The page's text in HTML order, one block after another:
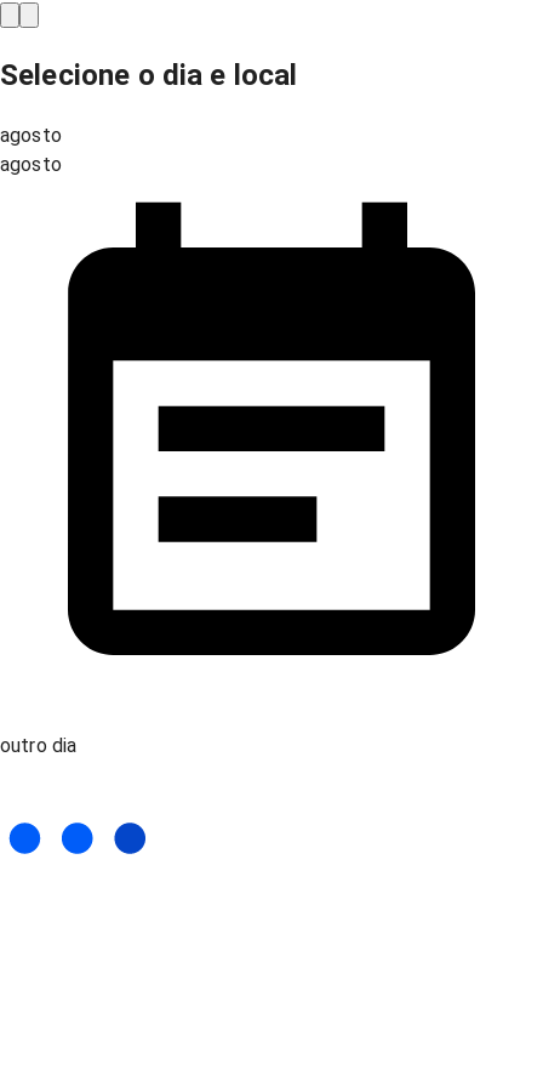
Selecione o dia e local
agosto
agosto
outro dia